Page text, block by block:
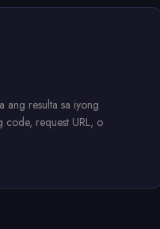
ang resulta sa iyong
code, request URL, o